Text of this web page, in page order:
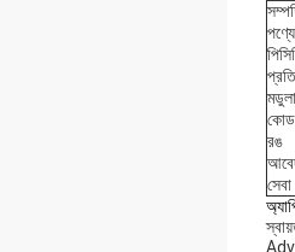
কোড
রঙ
সেবা